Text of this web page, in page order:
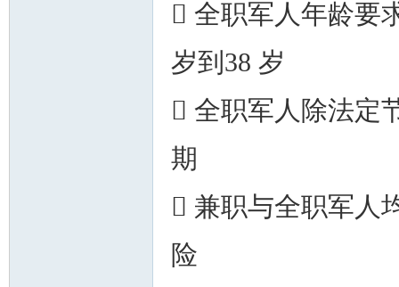
 全职军人年龄要
岁到38 岁
 全职军人除法定
期
 兼职与全职军人
险